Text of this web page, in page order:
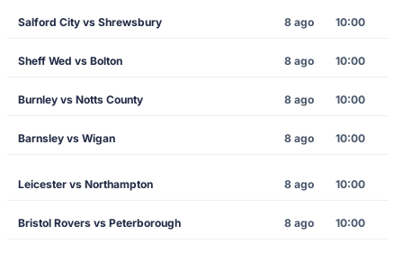
Salford City vs Shrewsbury 8 ago 10:00
Sheff Wed vs Bolton 8 ago 10:00
Burnley vs Notts County 8 ago 10:00
Barnsley vs Wigan 8 ago 10:00
Leicester vs Northampton 8 ago 10:00
Bristol Rovers vs Peterborough 8 ago 10:00